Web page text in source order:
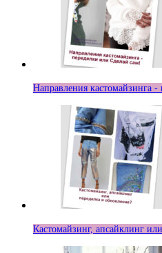
Направления кастомайзинга -
Кастомайзинг, апсайклинг